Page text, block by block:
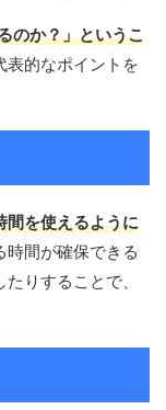
のか？」というこ
表的なポイントを
間を使えるように
間が確保できる
りすることで、